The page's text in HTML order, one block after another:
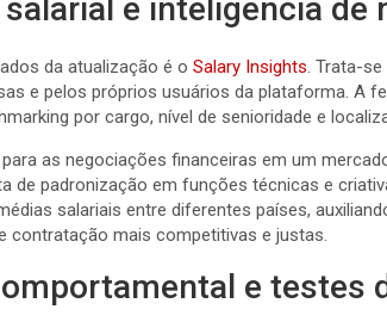
e inteligência de
da atualização é oSalary Insights. Trata-
e pelos próprios usuários da plataforma. A
por cargo, nível de senioridade e
as negociações financeiras em um
de padronização em funções técnicas e
salariais entre diferentes países,
contratação mais competitivas e justas.
e testes